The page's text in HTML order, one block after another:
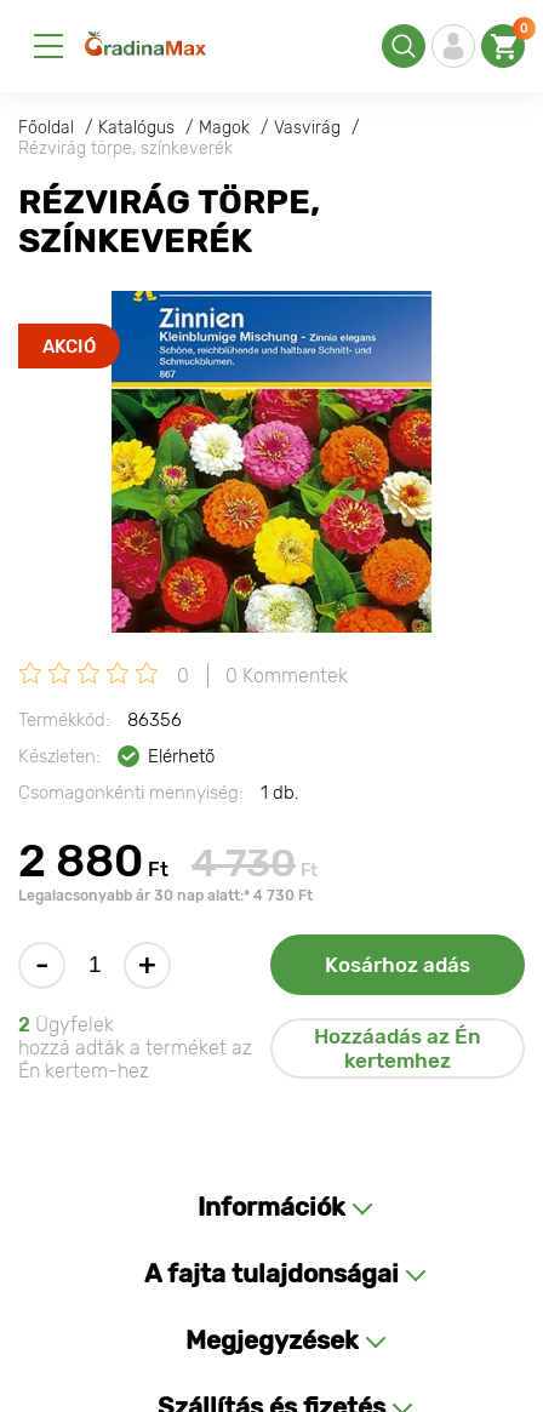
0
Főoldal Katalógus Magok
Vasvirág
Rézvirág törpe, színkeverék
RÉZVIRÁG TÖRPE,
SZÍNKEVERÉK
AKCIÓ
0 0 Kommentek
Termékkód:
86356
Készleten:
Elérhető
Csomagonkénti mennyiség:
1 db.
2 880 Ft 4 730 Ft
Legalacsonyabb ár 30 nap alatt:* 4 730 Ft
- + Kosárhoz adás
2 Ügyfelek
hozzá adták a terméket az
Én kertem-hez
Hozzáadás az Én
kertemhez
Információk
A fajta tulajdonságai
Megjegyzések